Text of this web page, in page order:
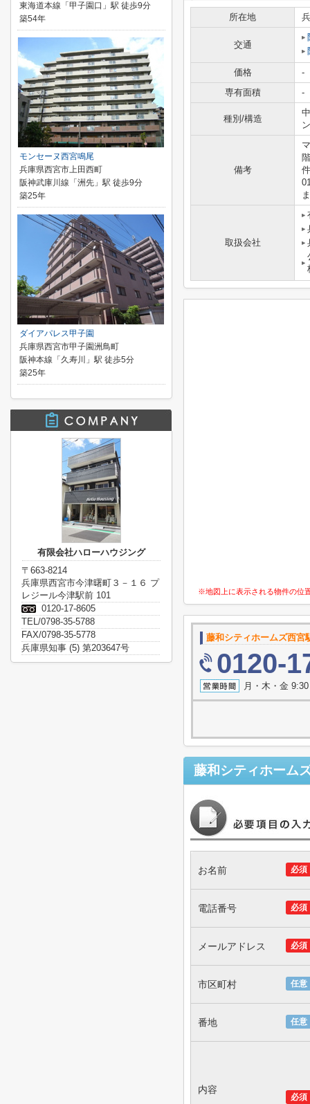
所在地
交通
価格
-
専有面積
-
種別/構造
備考
取扱会社
※地図上に表示される物件の位
藤和シティホームズ西宮
0120-
月・木・金
藤和シティホーム
必須
お名前
必須
電話番号
必須
メールアドレス
任意
市区町村
任意
番地
必須
内容
東海道本線「甲子園口」駅 徒歩9分
築54年
モンセーヌ西宮鳴尾
兵庫県西宮市上田西町
阪神武庫川線「洲先」駅 徒歩9分
築25年
ダイアパレス甲子園
兵庫県西宮市甲子園洲鳥町
阪神本線「久寿川」駅 徒歩5分
築25年
有限会社ハローハウジング
〒663-8214
兵庫県西宮市今津曙町３－１６ プ
レジール今津駅前 101
0120-17-8605
TEL/0798-35-5788
FAX/0798-35-5778
兵庫県知事 (5) 第203647号